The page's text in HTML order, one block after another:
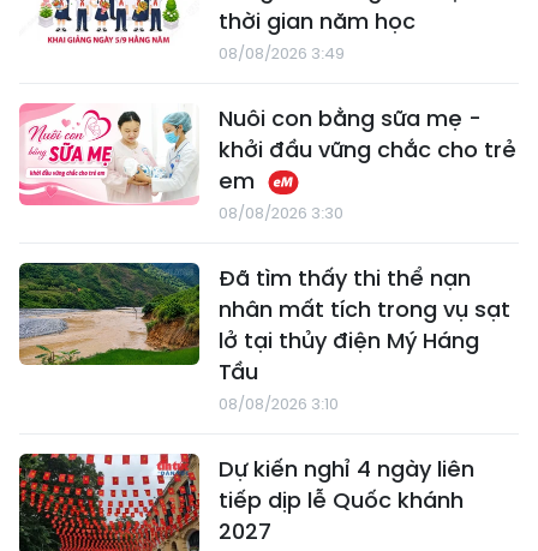
thời gian năm học
08/08/2026 3:49
Nuôi con bằng sữa mẹ -
khởi đầu vững chắc cho trẻ
em
08/08/2026 3:30
Đã tìm thấy thi thể nạn
nhân mất tích trong vụ sạt
lở tại thủy điện Mý Háng
Tầu
08/08/2026 3:10
Dự kiến nghỉ 4 ngày liên
tiếp dịp lễ Quốc khánh
2027